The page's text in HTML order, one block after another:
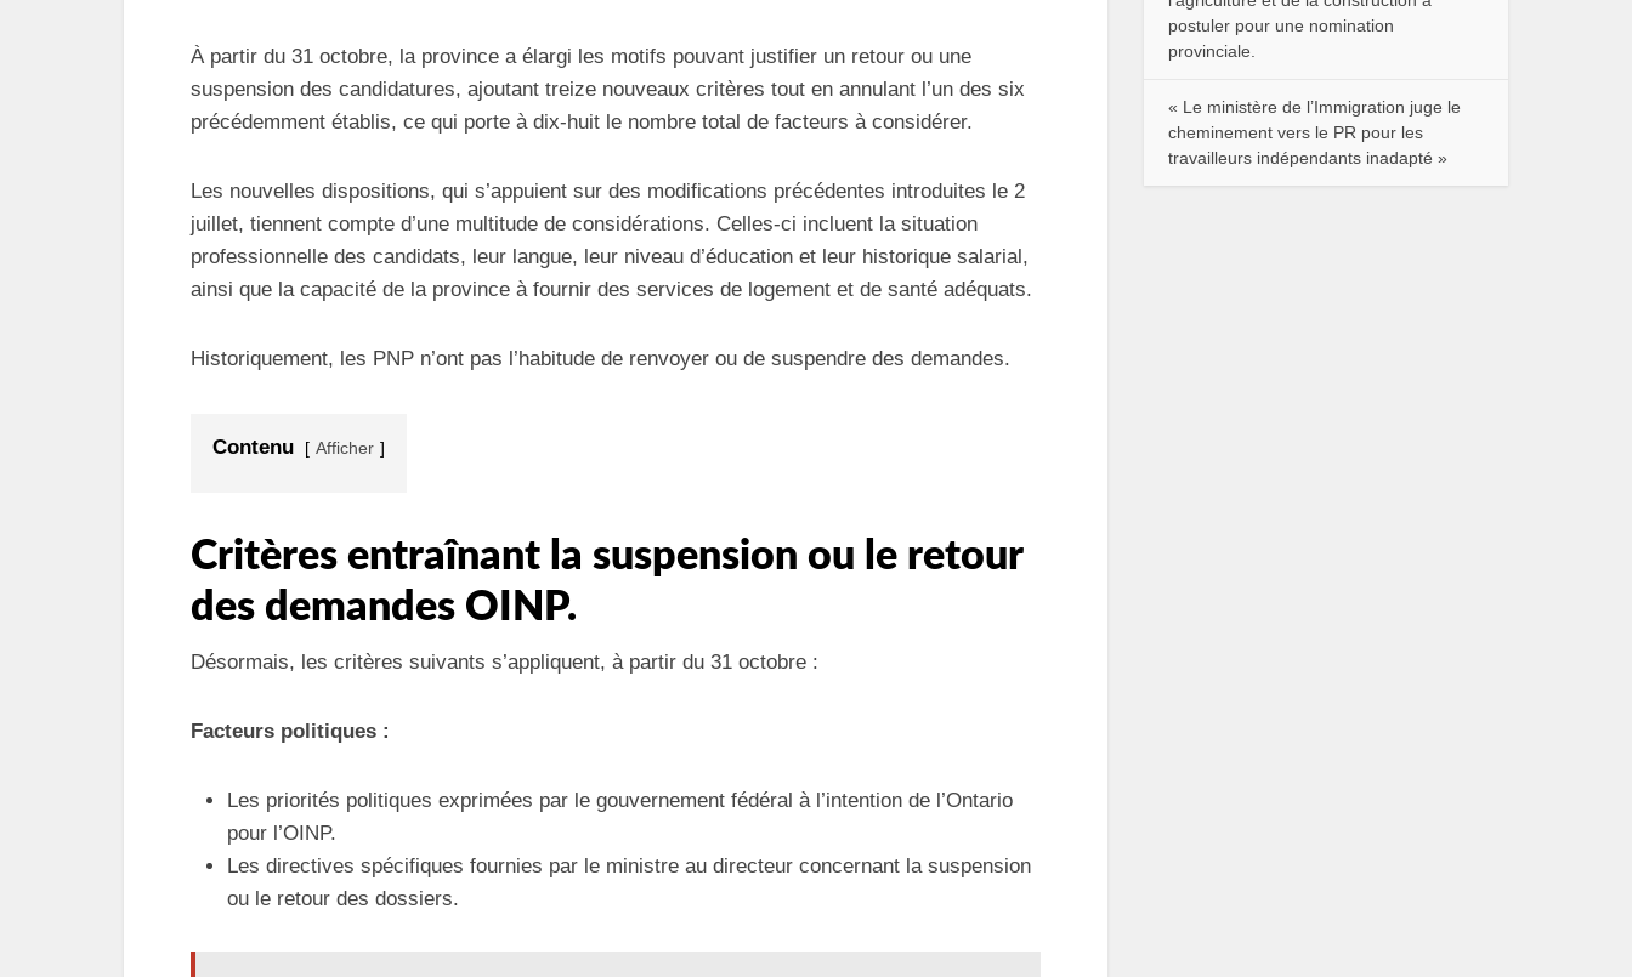
À partir du 31 octobre, la province a élargi les motifs pouvant justifier un retour ou une
suspension des candidatures, ajoutant treize nouveaux critères tout en annulant l’un des six
précédemment établis, ce qui porte à dix-huit le nombre total de facteurs à considérer.
Les nouvelles dispositions, qui s’appuient sur des modifications précédentes introduites le 2
juillet, tiennent compte d’une multitude de considérations. Celles-ci incluent la situation
professionnelle des candidats, leur langue, leur niveau d’éducation et leur historique salarial,
ainsi que la capacité de la province à fournir des services de logement et de santé adéquats.
Historiquement, les PNP n’ont pas l’habitude de renvoyer ou de suspendre des demandes.
Contenu Afficher
Critères entraînant la suspension ou le retour
des demandes OINP.
Désormais, les critères suivants s’appliquent, à partir du 31 octobre :
Facteurs politiques :
Les priorités politiques exprimées par le gouvernement fédéral à l’intention de l’Ontario
pour l’OINP.
Les directives spécifiques fournies par le ministre au directeur concernant la suspension
ou le retour des dossiers.
postuler pour une nomination
provinciale.
« Le ministère de l’Immigration juge le
cheminement vers le PR pour les
travailleurs indépendants inadapté »